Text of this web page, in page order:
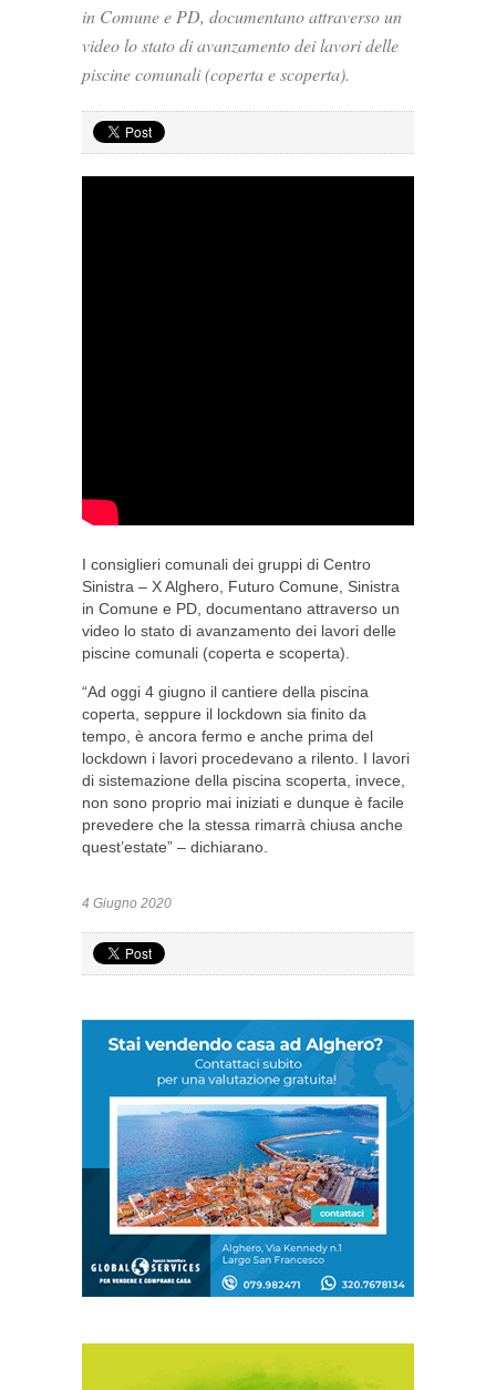
in Comune e PD, documentano attraverso un
video lo stato di avanzamento dei lavori delle
piscine comunali (coperta e scoperta).
I consiglieri comunali dei gruppi di Centro
Sinistra – X Alghero, Futuro Comune, Sinistra
in Comune e PD, documentano attraverso un
video lo stato di avanzamento dei lavori delle
piscine comunali (coperta e scoperta).
“Ad oggi 4 giugno il cantiere della piscina
coperta, seppure il lockdown sia finito da
tempo, è ancora fermo e anche prima del
lockdown i lavori procedevano a rilento. I lavori
di sistemazione della piscina scoperta, invece,
non sono proprio mai iniziati e dunque è facile
prevedere che la stessa rimarrà chiusa anche
quest’estate” – dichiarano.
4 Giugno 2020